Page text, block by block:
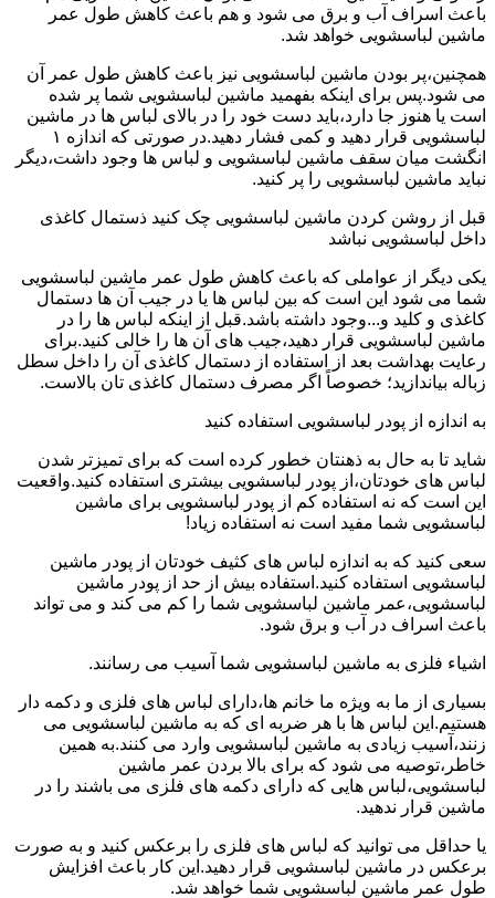
باعث اسراف آب و برق می شود و هم باعث کاهش طول عمر
ماشین لباسشویی خواهد شد.
همچنین،پر بودن ماشین لباسشویی نیز باعث کاهش طول عمر آن
می شود.پس برای اینکه بفهمید ماشین لباسشویی شما پر شده
است یا هنوز جا دارد،باید دست خود را در بالای لباس ها در ماشین
لباسشویی قرار دهید و کمی فشار دهید.در صورتی که اندازه ۱
انگشت میان سقف ماشین لباسشویی و لباس ها وجود داشت،دیگر
نباید ماشین لباسشویی را پر کنید.
قبل از روشن کردن ماشین لباسشویی چک کنید ذستمال کاغذی
داخل لباسشویی نباشد
یکی دیگر از عواملی که باعث کاهش طول عمر ماشین لباسشویی
شما می شود این است که بین لباس ها یا در جیب آن ها دستمال
کاغذی و کلید و...وجود داشته باشد.قبل از اینکه لباس ها را در
ماشین لباسشویی قرار دهید،جیب های آن ها را خالی کنید.برای
رعایت بهداشت بعد از استفاده از دستمال کاغذی آن را داخل سطل
زباله بیاندازید؛ خصوصاً اگر مصرف دستمال کاغذی تان بالاست.
به اندازه از پودر لباسشویی استفاده کنید
شاید تا به حال به ذهنتان خطور کرده است که برای تمیزتر شدن
لباس های خودتان،از پودر لباسشویی بیشتری استفاده کنید.واقعیت
این است که نه استفاده کم از پودر لباسشویی برای ماشین
لباسشویی شما مفید است نه استفاده زیاد!
سعی کنید که به اندازه لباس های کثیف خودتان از پودر ماشین
لباسشویی استفاده کنید.استفاده بیش از حد از پودر ماشین
لباسشویی،عمر ماشین لباسشویی شما را کم می کند و می تواند
باعث اسراف در آب و برق شود.
اشیاء فلزی به ماشین لباسشویی شما آسیب می رسانند.
بسیاری از ما به ویژه ما خانم ها،دارای لباس های فلزی و دکمه دار
هستیم.این لباس ها با هر ضربه ای که به ماشین لباسشویی می
زنند،آسیب زیادی به ماشین لباسشویی وارد می کنند.به همین
خاطر،توصیه می شود که برای بالا بردن عمر ماشین
لباسشویی،لباس هایی که دارای دکمه های فلزی می باشند را در
ماشین قرار ندهید.
یا حداقل می توانید که لباس های فلزی را برعکس کنید و به صورت
برعکس در ماشین لباسشویی قرار دهید.این کار باعث افزایش
طول عمر ماشین لباسشویی شما خواهد شد.